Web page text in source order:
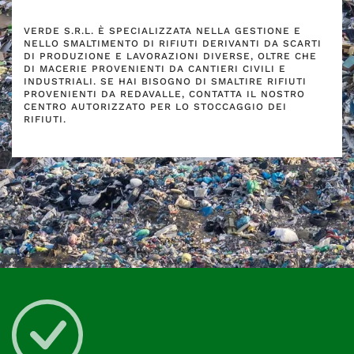
VERDE S.R.L. È SPECIALIZZATA NELLA GESTIONE E
NELLO SMALTIMENTO DI RIFIUTI DERIVANTI DA SCARTI
DI PRODUZIONE E LAVORAZIONI DIVERSE, OLTRE CHE
DI MACERIE PROVENIENTI DA CANTIERI CIVILI E
INDUSTRIALI. SE HAI BISOGNO DI SMALTIRE RIFIUTI
PROVENIENTI DA REDAVALLE, CONTATTA IL NOSTRO
CENTRO AUTORIZZATO PER LO STOCCAGGIO DEI
RIFIUTI.